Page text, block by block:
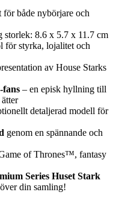
för både nybörjare och
storlek: 8.6 x 5.7 x 11.7 cm
för styrka, lojalitet och
av House Starks
– en episk hyllning till
detaljerad modell för
genom en spännande och
of Thrones™, fantasy
Series Huset Stark
din samling!